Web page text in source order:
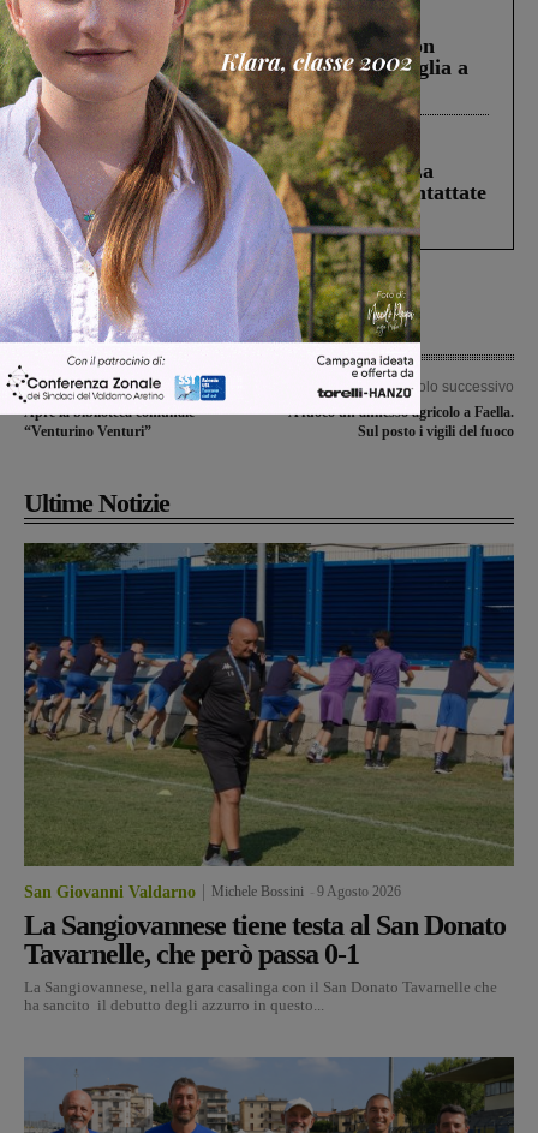
Cronaca 3 Agosto 2026
Scomparso da una struttura di Castiglion
Fiorentino l’uomo che aveva ucciso la figlia a
Levane nel 2020
Cronaca 5 Agosto 2026
Continuano le ricerche di Miah Billal. La
Prefettura: “In caso di avvistamento contattate
il 112”
Articolo precedente
Apre la biblioteca comunale
“Venturino Venturi”
Articolo successivo
A fuoco un annesso agricolo a Faella.
Sul posto i vigili del fuoco
Ultime Notizie
San Giovanni Valdarno Michele Bossini 9 Agosto 2026
La Sangiovannese tiene testa al San Donato
Tavarnelle, che però passa 0-1
La Sangiovannese, nella gara casalinga con il San Donato Tavarnelle che
ha sancito il debutto degli azzurro in questo...